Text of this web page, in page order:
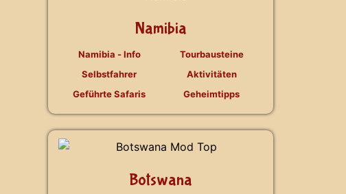
Namibia
Namibia - Info
Selbstfahrer
Geführte Safaris
Tourbausteine
Aktivitäten
Geheimtipps
Botswana